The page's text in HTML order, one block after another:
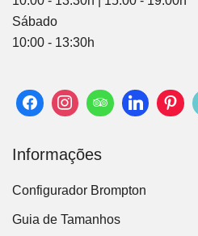
Sábado
10:00 - 13:30h
Informações
Configurador Brompton
Guia de Tamanhos